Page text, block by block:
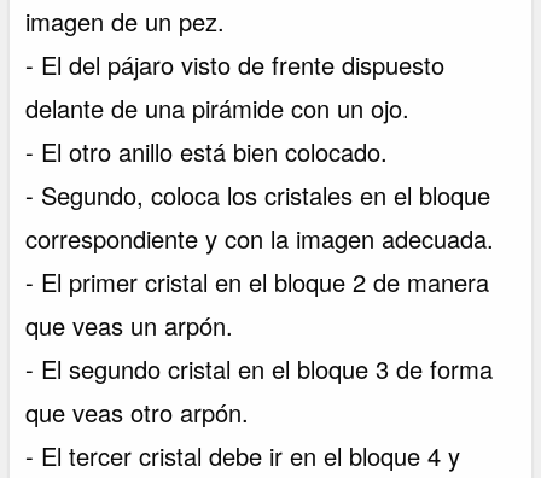
imagen de un pez.
- El del pájaro visto de frente dispuesto
delante de una pirámide con un ojo.
- El otro anillo está bien colocado.
- Segundo, coloca los cristales en el bloque
correspondiente y con la imagen adecuada.
- El primer cristal en el bloque 2 de manera
que veas un arpón.
- El segundo cristal en el bloque 3 de forma
que veas otro arpón.
- El tercer cristal debe ir en el bloque 4 y